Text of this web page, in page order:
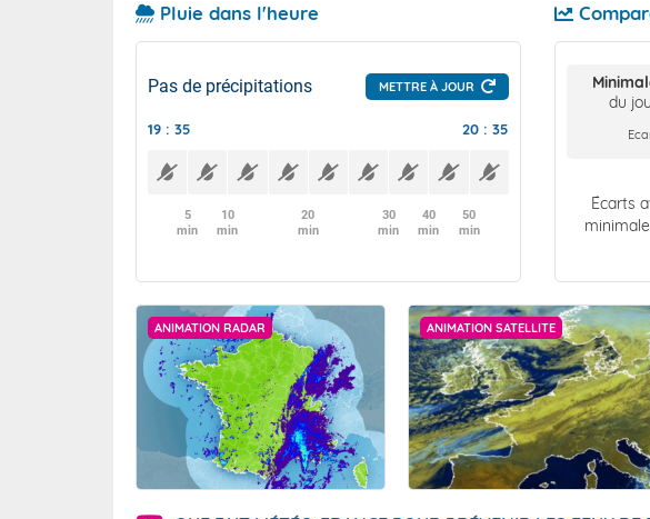
Pluie dans l'heure
Pas de précipitations METTRE À JOUR
19 : 35 20 : 35
5
min
10
min
20
min
30
min
40
min
50
min
du
Écarts
ANIMATION RADAR ANIMATION SATELLITE